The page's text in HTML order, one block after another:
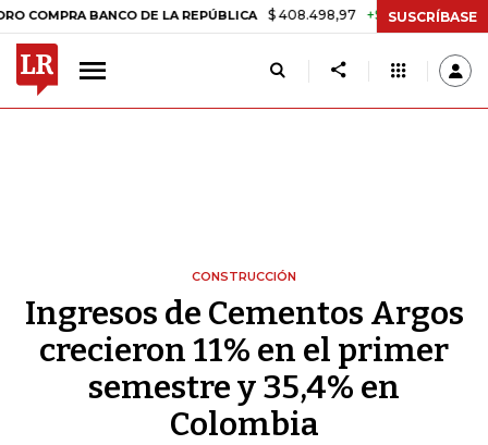
BANCO DE LA REPÚBLICA $ 408.498,97 +$ 8.753,81 +2,19%
SUSCRÍBASE
CONSTRUCCIÓN
Ingresos de Cementos Argos
crecieron 11% en el primer
semestre y 35,4% en
Colombia